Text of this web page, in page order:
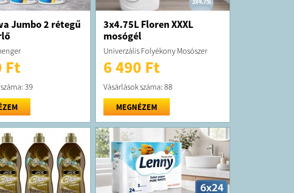
Jumbo 2 rétegű
Ft
39
3x4.75L Floren XXXL
mosógél
Univerzális Folyékony Mosószer
6 490 Ft
Vásárlások száma: 88
MEGNÉZEM